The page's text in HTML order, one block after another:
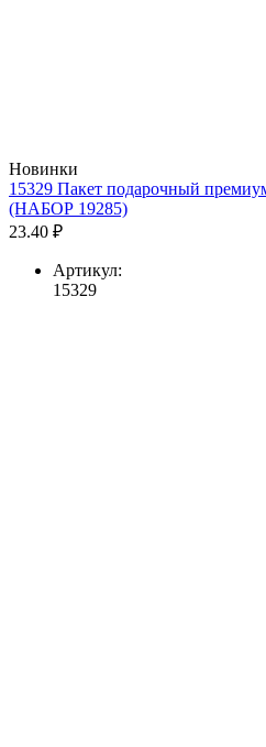
Новинки
15329 Пакет подарочный
(НАБОР 19285)
23.40 ₽
Артикул:
15329